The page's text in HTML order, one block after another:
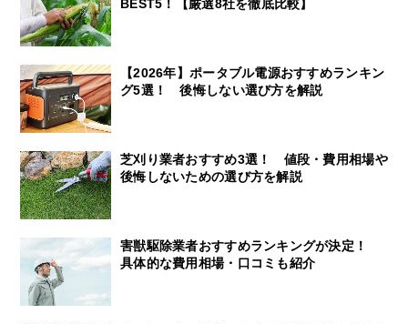
BEST5！【厳選8社を徹底比較】
【2026年】ポータブル電源おすすめランキン
グ5選！ 後悔しない選び方を解説
芝刈り業者おすすめ3選！ 値段・費用相場や
後悔しないための選び方を解説
害獣駆除業者おすすめランキングが決定！
具体的な費用相場・口コミも紹介